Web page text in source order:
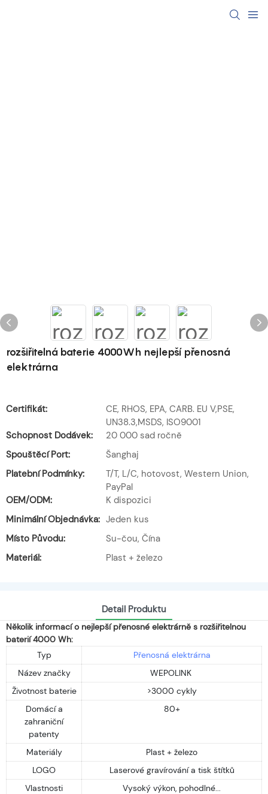
rozšiřitelná baterie 4000Wh nejlepší přenosná
elektrárna
Certifikát:
CE, RHOS, EPA, CARB. EU V,PSE,
UN38.3,MSDS, ISO9001
Schopnost Dodávek:
20 000 sad ročně
Spouštěcí Port:
Šanghaj
Platební Podmínky:
T/T, L/C, hotovost, Western Union,
PayPal
OEM/ODM:
K dispozici
Minimální Objednávka: Jeden kus
Místo Původu:
Su-čou, Čína
Materiál:
Plast + železo
Detail Produktu
Několik informací o nejlepší přenosné elektrárně s rozšiřitelnou
baterií 4000 Wh:
Typ
Přenosná elektrárna
Název značky
WEPOLINK
Životnost baterie
>3000 cykly
Domácí a
zahraniční
patenty
80+
Materiály
Plast + železo
LOGO
Laserové gravírování a tisk štítků
Vlastnosti
Vysoký výkon, pohodlné...